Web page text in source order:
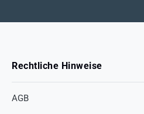
Rechtliche Hinweise
AGB